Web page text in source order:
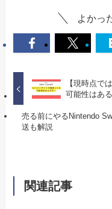
よかっ
【現時点で
可能性はあ
売る前にやるNintendo
送も解説
関連記事